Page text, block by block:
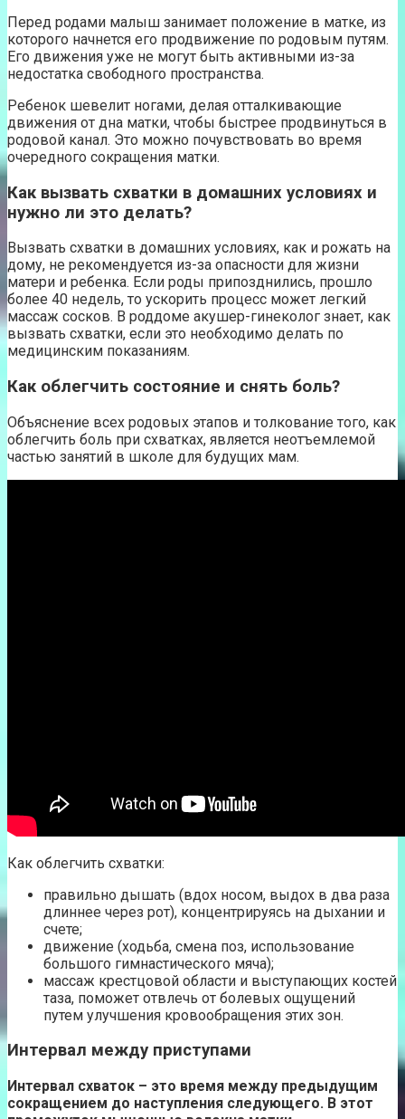
Перед родами малыш занимает положение в матке, из
которого начнется его продвижение по родовым путям.
Его движения уже не могут быть активными из-за
недостатка свободного пространства.
Ребенок шевелит ногами, делая отталкивающие
движения от дна матки, чтобы быстрее продвинуться в
родовой канал. Это можно почувствовать во время
очередного сокращения матки.
Как вызвать схватки в домашних условиях и
нужно ли это делать?
Вызвать схватки в домашних условиях, как и рожать на
дому, не рекомендуется из-за опасности для жизни
матери и ребенка. Если роды припозднились, прошло
более 40 недель, то ускорить процесс может легкий
массаж сосков. В роддоме акушер-гинеколог знает, как
вызвать схватки, если это необходимо делать по
медицинским показаниям.
Как облегчить состояние и снять боль?
Объяснение всех родовых этапов и толкование того, как
облегчить боль при схватках, является неотъемлемой
частью занятий в школе для будущих мам.
Как облегчить схватки:
правильно дышать (вдох носом, выдох в два раза
длиннее через рот), концентрируясь на дыхании и
счете;
движение (ходьба, смена поз, использование
большого гимнастического мяча);
массаж крестцовой области и выступающих костей
таза, поможет отвлечь от болевых ощущений
путем улучшения кровообращения этих зон.
Интервал между приступами
Интервал схваток – это время между предыдущим
сокращением до наступления следующего. В этот